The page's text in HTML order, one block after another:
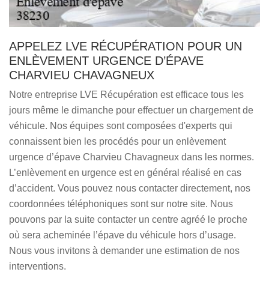
APPELEZ LVE RÉCUPÉRATION POUR UN
ENLÈVEMENT URGENCE D’ÉPAVE
CHARVIEU CHAVAGNEUX
Notre entreprise LVE Récupération est efficace tous les
jours même le dimanche pour effectuer un chargement de
véhicule. Nos équipes sont composées d'experts qui
connaissent bien les procédés pour un enlèvement
urgence d’épave Charvieu Chavagneux dans les normes.
L’enlèvement en urgence est en général réalisé en cas
d’accident. Vous pouvez nous contacter directement, nos
coordonnées téléphoniques sont sur notre site. Nous
pouvons par la suite contacter un centre agréé le proche
où sera acheminée l’épave du véhicule hors d’usage.
Nous vous invitons à demander une estimation de nos
interventions.